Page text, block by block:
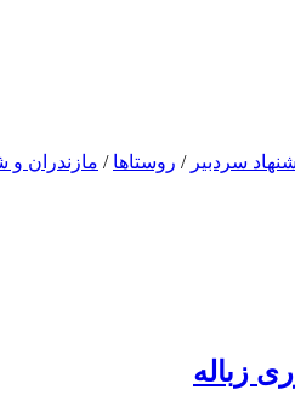
سردبیر / روستاها / مازندران و
زباله